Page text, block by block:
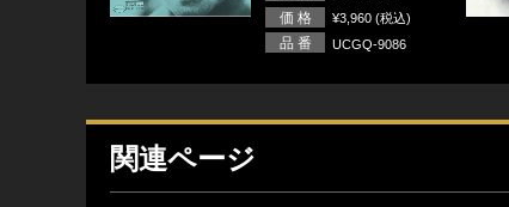
価 格 ¥3,960 (税込)
品 番 UCGQ-9086
関連ページ